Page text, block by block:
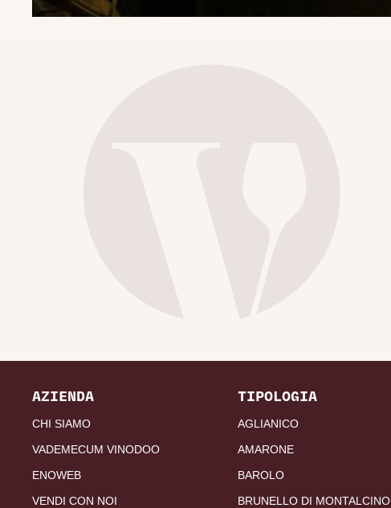
AZIENDA
CHI SIAMO
VADEMECUM VINODOO
ENOWEB
VENDI CON NOI
TIPOLOGIA
AGLIANICO
AMARONE
BAROLO
BRUNELLO DI MONTALCINO